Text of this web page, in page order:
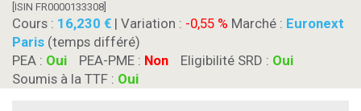
[ISIN FR0000133308]
Cours : 16,230 | Variation : -0,55 % Marché : Euronext
Paris (temps différé)
PEA : Oui PEA-PME : Non Eligibilité SRD : Oui
Soumis à la TTF : Oui